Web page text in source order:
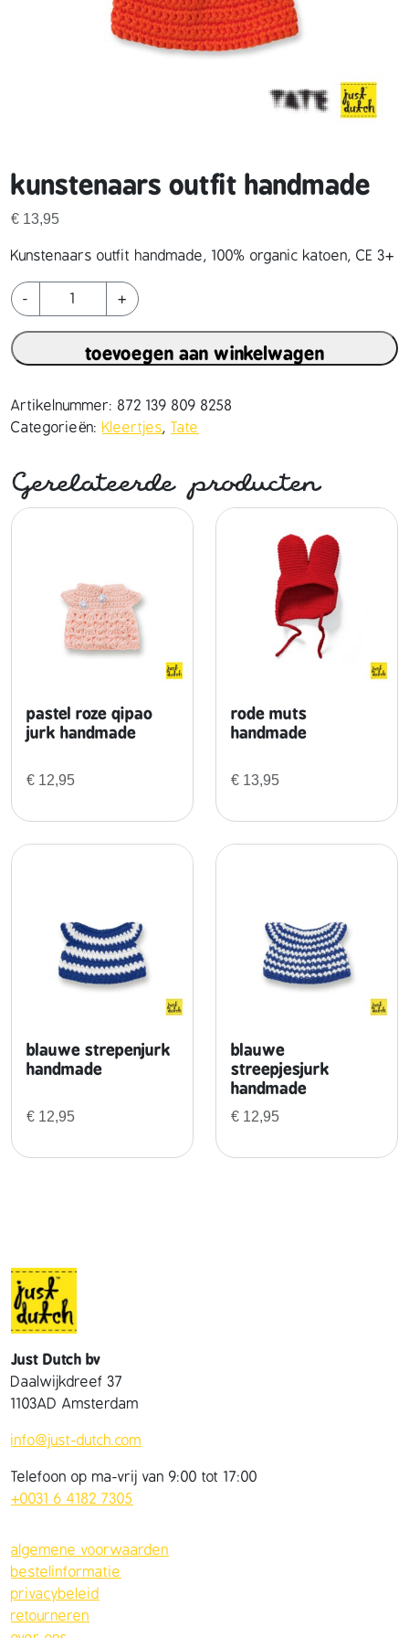
kunstenaars outfit handmade
€ 13,95
Kunstenaars outfit handmade, 100% organic katoen, CE 3+
-
k
u
n
s
e
n
r
s
e
a
+
toevoegen aan winkelwagen
Artikelnummer: 872 139 809 8258
Categorieën: Kleertjes, Tate
Gerelateerde producten
pastel roze qipao
jurk handmade
€ 12,95
rode muts
handmade
€ 13,95
blauwe strepenjurk
handmade
€ 12,95
blauwe
streepjesjurk
handmade
€ 12,95
Just Dutch bv
Daalwijkdreef 37
1103AD Amsterdam
info@just-dutch.com
Telefoon op ma-vrij van 9:00 tot 17:00
+0031 6 4182 7305
algemene voorwaarden
bestelinformatie
privacybeleid
retourneren